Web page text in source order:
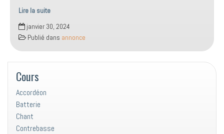
Lire la suite
Concert
de
piano
classique
janvier 30, 2024
Publié dans annonce
Cours
Accordéon
Batterie
Chant
Contrebasse